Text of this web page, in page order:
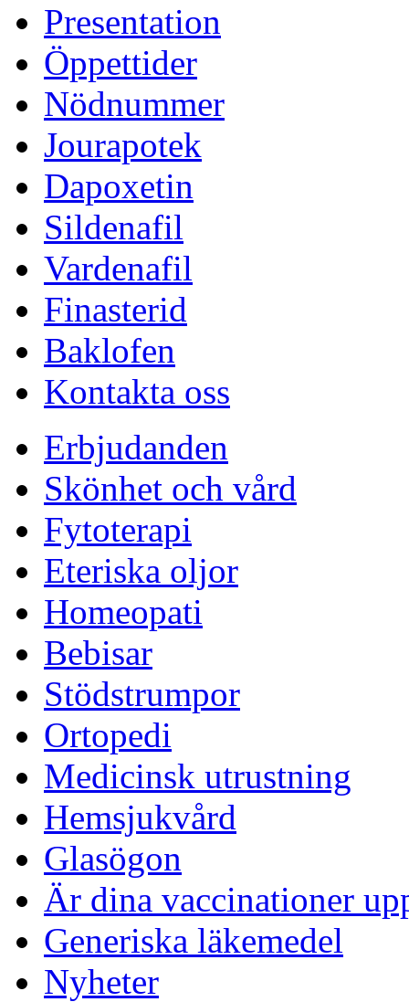
Presentation
Öppettider
Nödnummer
Jourapotek
Dapoxetin
Sildenafil
Vardenafil
Finasterid
Baklofen
Kontakta oss
Erbjudanden
Skönhet och vård
Fytoterapi
Eteriska oljor
Homeopati
Bebisar
Stödstrumpor
Ortopedi
Medicinsk utrustning
Hemsjukvård
Glasögon
Är dina vaccinationer
Generiska läkemedel
Nyheter